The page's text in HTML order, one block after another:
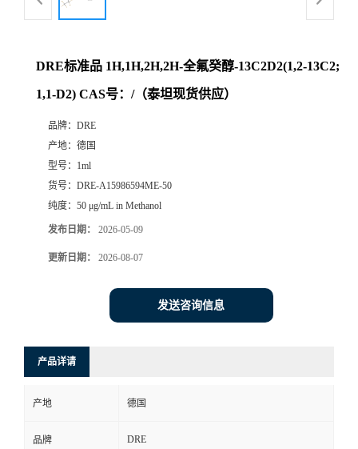
DRE标准品 1H,1H,2H,2H-全氟癸醇-13C2D2(1,2-13C2;
1,1-D2) CAS号：/（泰坦现货供应）
品牌： DRE
产地： 德国
型号： 1ml
货号： DRE-A15986594ME-50
纯度： 50 μg/mL in Methanol
发布日期： 2026-05-09
更新日期： 2026-08-07
发送咨询信息
产品详请
产地 德国
品牌 DRE